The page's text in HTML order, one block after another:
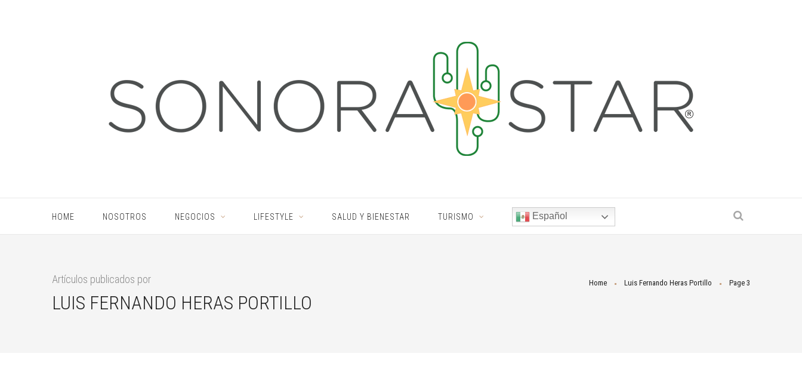
HOME NOSOTROS NEGOCIOS LIFESTYLE SALUD Y BIENESTAR TURISMO Español
Artículos publicados por
LUIS FERNANDO HERAS PORTILLO
Home Luis Fernando Heras Portillo Page 3